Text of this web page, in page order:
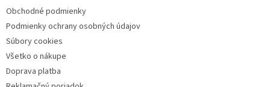
Obchodné podmienky
Podmienky ochrany osobných údajov
Súbory cookies
Všetko o nákupe
Doprava platba